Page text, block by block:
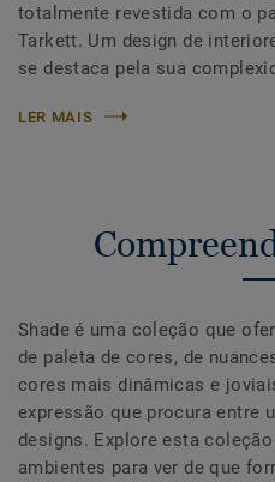
totalmente revestida com o
Tarkett. Um design de
se destaca pela sua
LER MAIS
Shade é uma coleção que
de paleta de cores, de
cores mais dinâmicas e
expressão que procura entre
designs. Explore esta
ambientes para ver de que